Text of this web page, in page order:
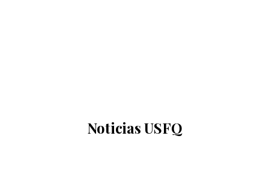
Noticias USFQ